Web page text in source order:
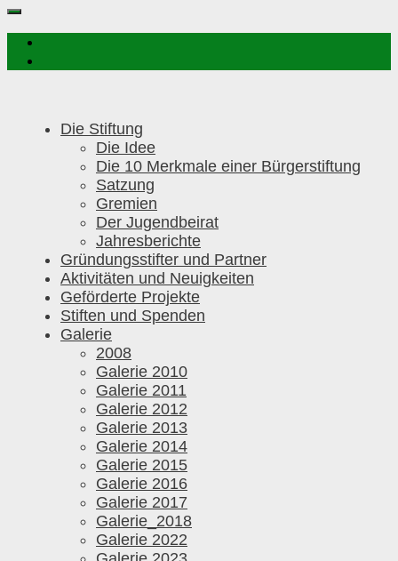
Die Stiftung
Die Idee
Die 10 Merkmale einer Bürgerstiftung
Satzung
Gremien
Der Jugendbeirat
Jahresberichte
Gründungsstifter und Partner
Aktivitäten und Neuigkeiten
Geförderte Projekte
Stiften und Spenden
Galerie
2008
Galerie 2010
Galerie 2011
Galerie 2012
Galerie 2013
Galerie 2014
Galerie 2015
Galerie 2016
Galerie 2017
Galerie_2018
Galerie 2022